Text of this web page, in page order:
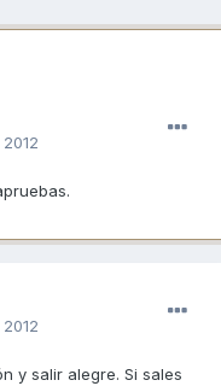
y salir alegre. Si sales